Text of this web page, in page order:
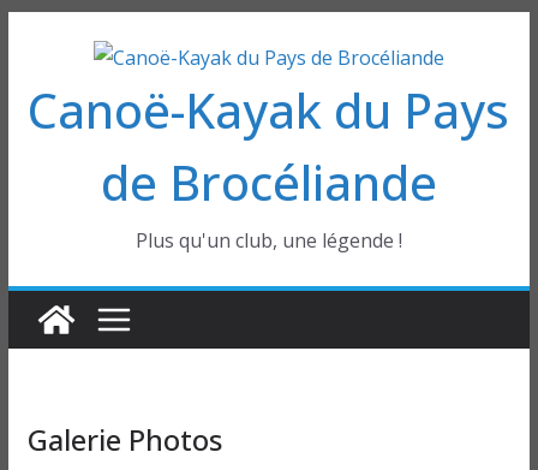
contenu
Canoë-Kayak du Pays
de Brocéliande
Plus qu'un club, une légende !
Galerie Photos